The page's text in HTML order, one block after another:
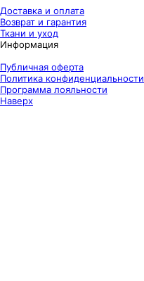
Доставка и оплата
Возврат и гарантия
Ткани и уход
Информация
Публичная оферта
Политика конфиденциальности
Программа лояльности
Наверх